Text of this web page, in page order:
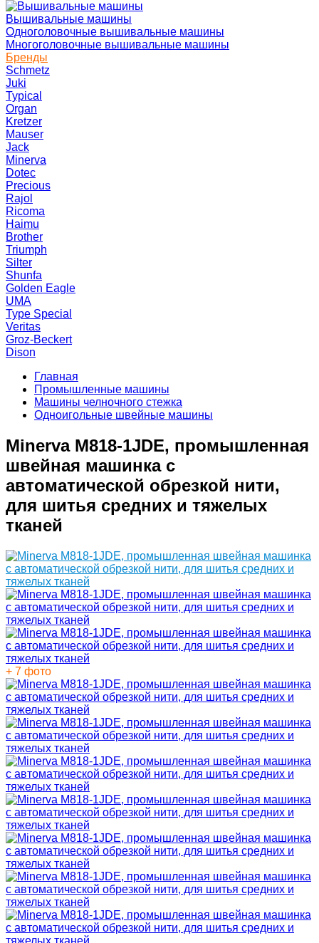
Вышивальные машины
Одноголовочные вышивальные машины
Многоголовочные вышивальные машины
Бренды
Schmetz
Juki
Typical
Organ
Kretzer
Mauser
Jack
Minerva
Dotec
Precious
Rajol
Ricoma
Haimu
Brother
Triumph
Silter
Shunfa
Golden Eagle
UMA
Type Special
Veritas
Groz-Beckert
Dison
Главная
Промышленные машины
Машины челночного стежка
Одноигольные швейные машины
Minerva M818-1JDE, промышленная
швейная машинка с
автоматической обрезкой нити,
для шитья средних и тяжелых
тканей
+ 7 фото